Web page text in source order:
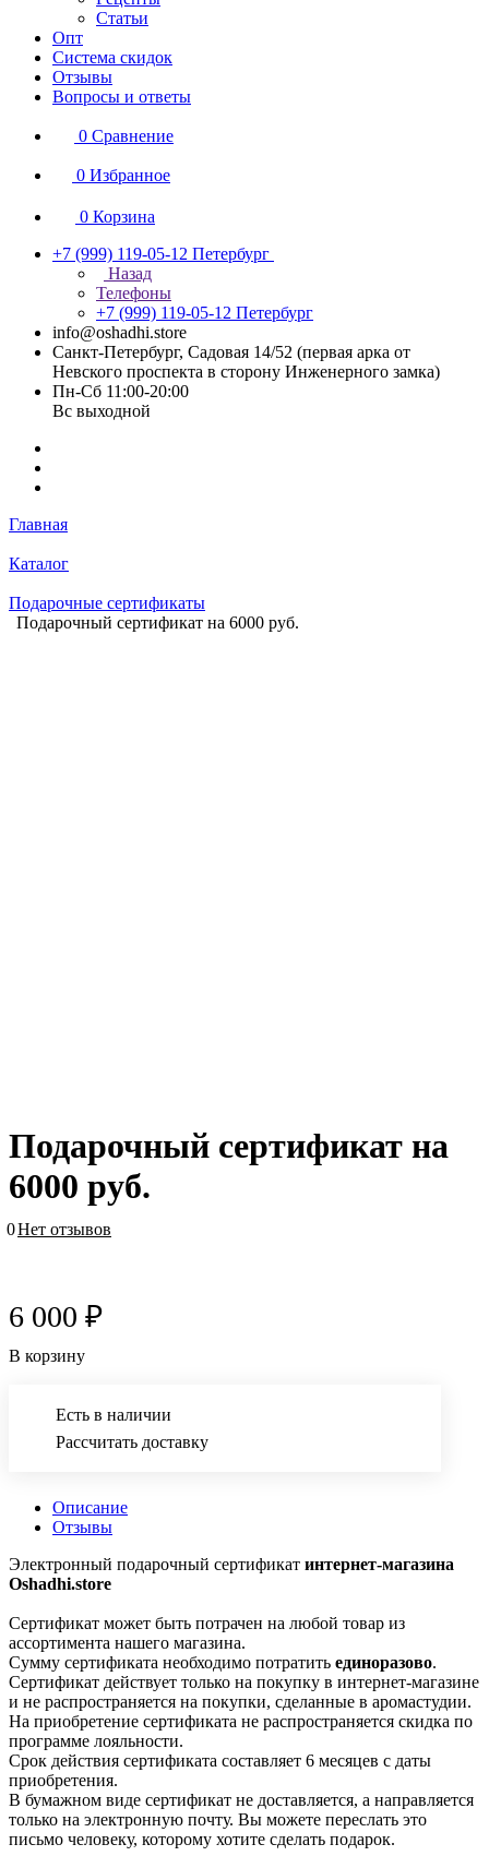
Статьи
Опт
Система скидок
Отзывы
Вопросы и ответы
0 Сравнение
0 Избранное
0 Корзина
+7 (999) 119-05-12 Петербург
Назад
Телефоны
+7 (999) 119-05-12 Петербург
info@oshadhi.store
Санкт-Петербург, Садовая 14/52 (первая арка от
Невского проспекта в сторону Инженерного замка)
Пн-Сб 11:00-20:00
Вс выходной
Главная
Каталог
Подарочные сертификаты
Подарочный сертификат на 6000 руб.
Подарочный сертификат на
6000 руб.
0Нет отзывов
6 000 ₽
В корзину
Есть в наличии
Рассчитать доставку
Описание
Отзывы
Электронный подарочный сертификат интернет-магазина
Oshadhi.store
Сертификат может быть потрачен на любой товар из
ассортимента нашего магазина.
Сумму сертификата необходимо потратить единоразово.
Сертификат действует только на покупку в интернет-магазине
и не распространяется на покупки, сделанные в аромастудии.
На приобретение сертификата не распространяется скидка по
программе лояльности.
Срок действия сертификата составляет 6 месяцев с даты
приобретения.
В бумажном виде сертификат не доставляется, а направляется
только на электронную почту. Вы можете переслать это
письмо человеку, которому хотите сделать подарок.